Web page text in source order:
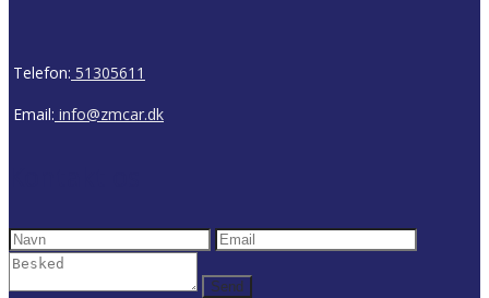
Telefon: 51305611
Email: info@zmcar.dk